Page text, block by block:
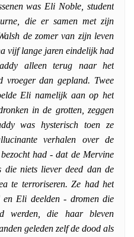
was Eli Noble, student
die er samen met zijn
de zomer van zijn leven
vijf lange jaren eindelijk had
alleen terug naar het
vroeger dan gepland. Twee
Eli namelijk aan op het
in de grotten, zeggen
was hysterisch toen ze
verhalen over de
had - dat de Mervine
die niets liever deed dan de
te terroriseren. Ze had het
Eli deelden - dromen die
werden, die haar bleven
geleden zelf de dood als